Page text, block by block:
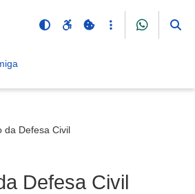
da Defesa Civil
Defesa Civil